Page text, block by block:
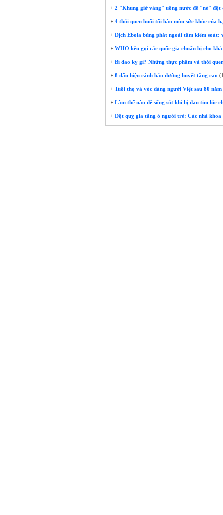
+ 2 "Khung giờ vàng" uống nước để "né" đột
+ 4 thói quen buổi tối bào mòn sức khỏe của
+ Dịch Ebola bùng phát ngoài tầm kiểm
+ WHO kêu gọi các quốc gia chuẩn bị cho
+ Bí đao kỵ gì? Những thực phẩm và thói
+ 8 dấu hiệu cảnh báo đường huyết tăng cao
+ Tuổi thọ và vóc dáng người Việt sau 80 năm
+ Làm thế nào để sống sót khi bị đau tim lúc
+ Đột quỵ gia tăng ở người trẻ: Các nhà khoa